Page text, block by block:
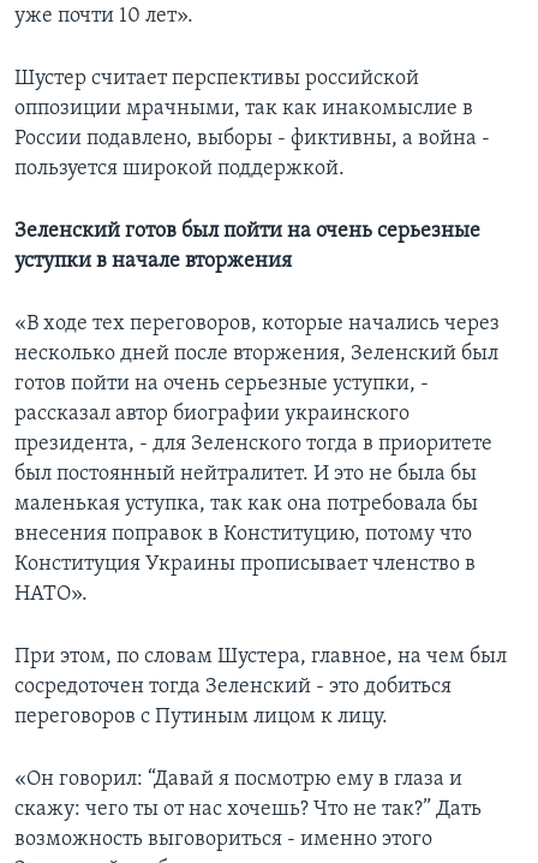
уже почти 10 лет».
Шустер считает перспективы российской
оппозиции мрачными, так как инакомыслие в
России подавлено, выборы - фиктивны, а война -
пользуется широкой поддержкой.
Зеленский готов был пойти на очень серьезные
уступки в начале вторжения
«В ходе тех переговоров, которые начались через
несколько дней после вторжения, Зеленский был
готов пойти на очень серьезные уступки, -
рассказал автор биографии украинского
президента, - для Зеленского тогда в приоритете
был постоянный нейтралитет. И это не была бы
маленькая уступка, так как она потребовала бы
внесения поправок в Конституцию, потому что
Конституция Украины прописывает членство в
НАТО».
При этом, по словам Шустера, главное, на чем был
сосредоточен тогда Зеленский - это добиться
переговоров с Путиным лицом к лицу.
«Он говорил: “Давай я посмотрю ему в глаза и
скажу: чего ты от нас хочешь? Что не так?” Дать
возможность выговориться - именно этого